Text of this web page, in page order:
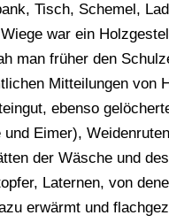
Tisch, Schemel,
war ein
man früher den
Mitteilungen von
ebenso
Eimer),
der Wäsche und
Laternen, von
erwärmt und